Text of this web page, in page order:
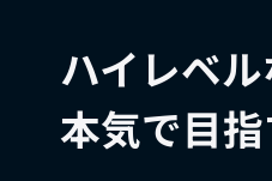
ハイレベ
本気で目指